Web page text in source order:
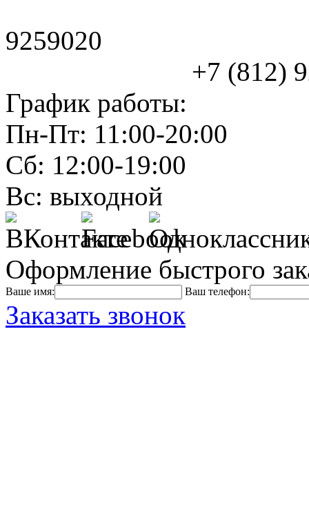
9259020
+7 (812)
График работы:
Пн-Пт: 11:00-20:00
Сб: 12:00-19:00
Вс: выходной
Оформление быстрого
Ваше имя: Ваш телефон:
Заказать звонок